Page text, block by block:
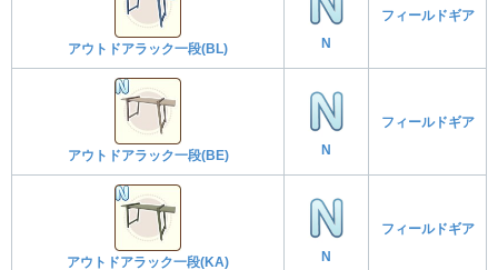
アウトドアラック一段(BL) N
フィールドギア
アウトドアラック一段(BE) N
フィールドギア
アウトドアラック一段(KA) N
フィールドギア